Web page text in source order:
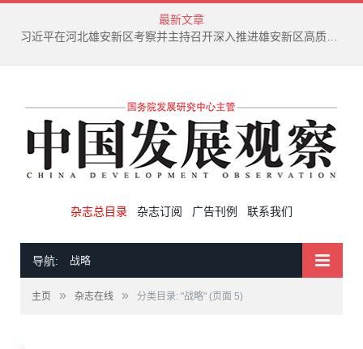
最新文章
习近平在河北雄安新区考察并主持召开深入推进雄安新区高质量建设和发展座谈会
杂志总目录 杂志订阅 广告刊例 联系我们
导航: 战略
主页 » 杂志在线 » 分类目录: "战略" (页面 5)